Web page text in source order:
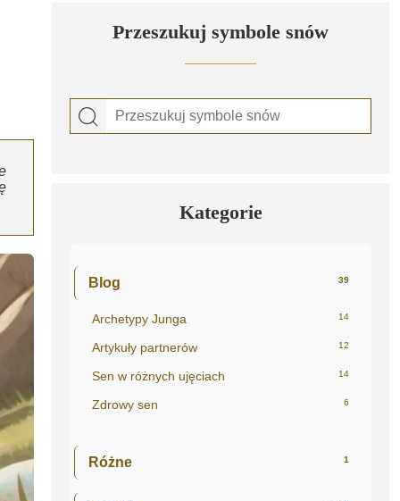
Przeszukuj symbole snów
Kategorie
Blog 39
Archetypy Junga 14
Artykuły partnerów 12
Sen w różnych ujęciach 14
Zdrowy sen 6
Różne 1